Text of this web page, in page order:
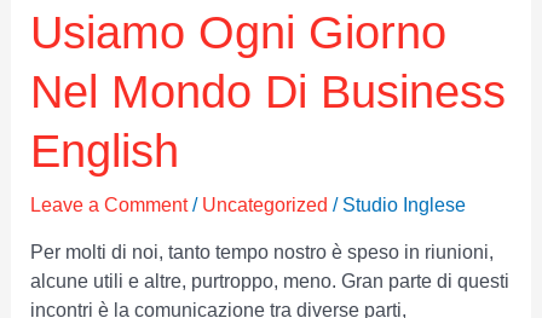
Usiamo Ogni Giorno
Nel Mondo Di Business
English
Leave a Comment / Uncategorized / Studio Inglese
Per molti di noi, tanto tempo nostro è speso in riunioni,
alcune utili e altre, purtroppo, meno. Gran parte di questi
incontri è la comunicazione tra diverse parti,
Frasali
che
usiamo
ogni
giorno
nel
di
Business
English